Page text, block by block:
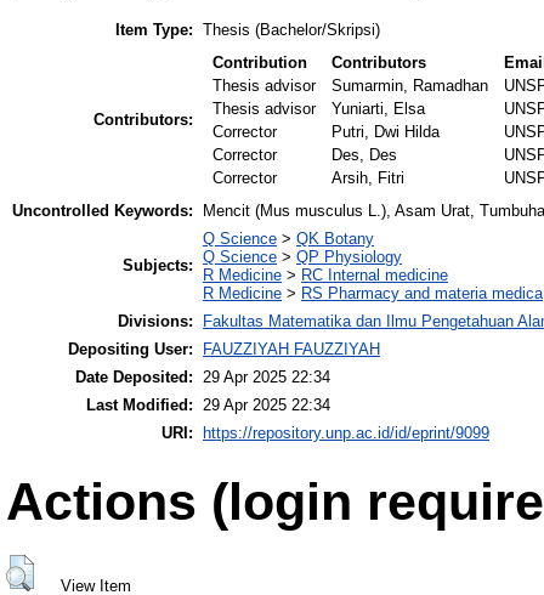
Item Type: Thesis (Bachelor/Skripsi)
Contributors:
Contribution Contributors
Thesis advisor
Sumarmin, Ramadhan
Thesis advisor
Yuniarti, Elsa
Corrector
Putri, Dwi Hilda
Corrector
Des, Des
Corrector
Arsih, Fitri
Uncontrolled Keywords:
Mencit (Mus musculus L.), Asam Urat,
Subjects:
Q Science > QK Botany
Q Science > QP Physiology
R Medicine > RC Internal medicine
R Medicine > RS Pharmacy and materia medica
Divisions:
Fakultas Matematika dan Ilmu Pengetahuan
Depositing User:
FAUZZIYAH FAUZZIYAH
Date Deposited: 29 Apr 2025 22:34
Last Modified: 29 Apr 2025 22:34
URI:
https://repository.unp.ac.id/id/eprint/9099
Actions (login
View Item